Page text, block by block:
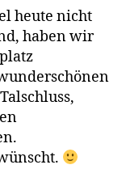
heute nicht
haben wir